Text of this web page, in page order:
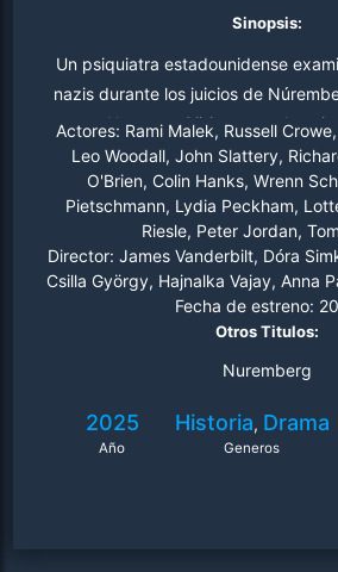
Sinopsis:
Un psiquiatra estadounidense
nazis durante los juicios de
por Hermann Göring y su
entender la naturaleza del mal lo
destino.
Actores: Rami Malek, Russell
Leo Woodall, John Slattery,
O'Brien, Colin Hanks, Wrenn
Pietschmann, Lydia Peckham,
Riesle, Peter Jordan,
Director: James Vanderbilt, Dóra
Csilla György, Hajnalka Vajay, Anna
Fecha de estreno:
Otros Titulos:
Nuremberg
2025
Año
Historia, Drama
Generos